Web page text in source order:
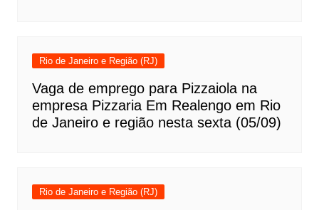
Rio de Janeiro e Região (RJ)
Vaga de emprego para Pizzaiola na
empresa Pizzaria Em Realengo em Rio
de Janeiro e região nesta sexta (05/09)
Rio de Janeiro e Região (RJ)